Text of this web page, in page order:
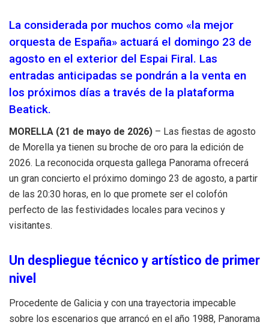
La considerada por muchos como «la mejor
orquesta de España» actuará el domingo 23 de
agosto en el exterior del Espai Firal. Las
entradas anticipadas se pondrán a la venta en
los próximos días a través de la plataforma
Beatick.
MORELLA (21 de mayo de 2026) – Las fiestas de agosto
de Morella ya tienen su broche de oro para la edición de
2026. La reconocida orquesta gallega Panorama ofrecerá
un gran concierto el próximo domingo 23 de agosto, a partir
de las 20:30 horas, en lo que promete ser el colofón
perfecto de las festividades locales para vecinos y
visitantes.
Un despliegue técnico y artístico de primer
nivel
Procedente de Galicia y con una trayectoria impecable
sobre los escenarios que arrancó en el año 1988, Panorama